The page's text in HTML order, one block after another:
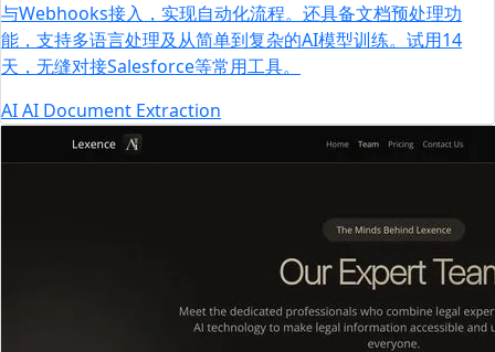
与Webhooks接入，实现自动化流程。还具备文档预处理功
能，支持多语言处理及从简单到复杂的AI模型训练。试用14
天，无缝对接Salesforce等常用工具。
AIAI Document Extraction